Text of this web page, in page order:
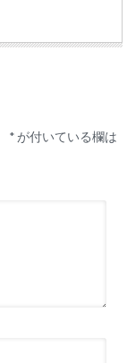
* が付いている欄は